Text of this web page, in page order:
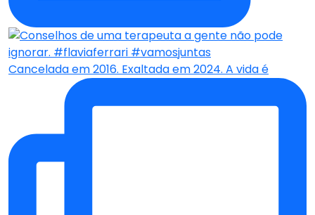
Cancelada em 2016. Exaltada em 2024. A vida é